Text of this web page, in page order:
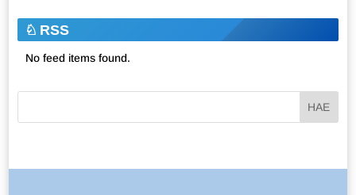
RSS
No feed items found.